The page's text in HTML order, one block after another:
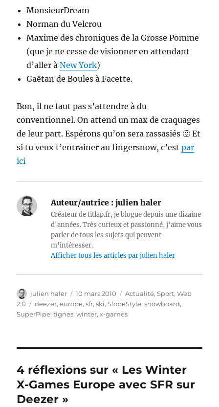
MonsieurDream
Norman du Velcrou
Maxime des chroniques de la Grosse Pomme
(que je ne cesse de visionner en attendant
d’aller àNew York)
Gaëtan de Boules à Facette.
Bon, il ne faut pas s’attendre à du
conventionnel. On attend un max de craquages
de leur part. Espérons qu’on sera rassasiés 🙂 Et
si tu veux t’entrainer au fingersnow, c’estpar
ici
Auteur/autrice : julien haler
Créateur de titlap.fr, je blogue depuis une dizaine
d'années. Très curieux et passionné, j'aime vous
parler de tous les sujets qui peuvent
m'intéresser.
Afficher tous les articles par julien haler
Auteur
julien haler
Publié
le
10 mars 2010 Catégories
Actualité,Sport,Web
2.0
Étiquettes
deezer,europe,sfr,ski,SlopeStyle,snowboard,
SuperPipe,tignes,winter,x-games
4 réflexions sur « Les Winter
X-Games Europe avec SFR sur
Deezer »